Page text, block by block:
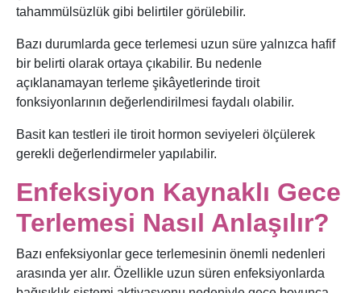
tahammülsüzlük gibi belirtiler görülebilir.
Bazı durumlarda gece terlemesi uzun süre yalnızca hafif
bir belirti olarak ortaya çıkabilir. Bu nedenle
açıklanamayan terleme şikâyetlerinde tiroit
fonksiyonlarının değerlendirilmesi faydalı olabilir.
Basit kan testleri ile tiroit hormon seviyeleri ölçülerek
gerekli değerlendirmeler yapılabilir.
Enfeksiyon Kaynaklı Gece
Terlemesi Nasıl Anlaşılır?
Bazı enfeksiyonlar gece terlemesinin önemli nedenleri
arasında yer alır. Özellikle uzun süren enfeksiyonlarda